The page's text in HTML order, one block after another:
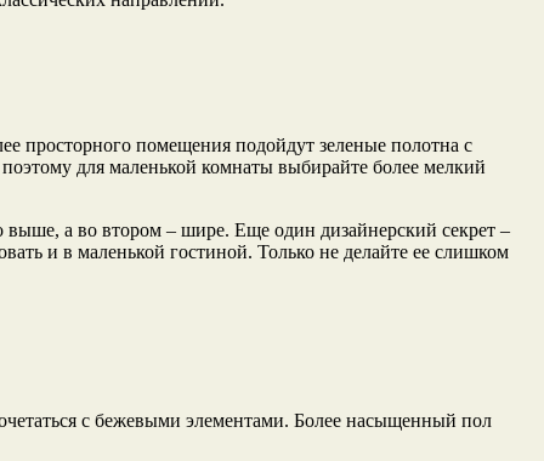
просторного помещения подойдут зеленые полотна с
для маленькой комнаты выбирайте более мелкий
выше, а во втором – шире. Еще один дизайнерский секрет –
и в маленькой гостиной. Только не делайте ее слишком
с бежевыми элементами. Более насыщенный пол